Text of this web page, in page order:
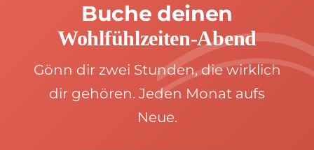
Buche deinen
Wohlfühlzeiten-Abend
Gönn dir zwei Stunden, die wirklich
dir gehören. Jeden Monat aufs
Neue.